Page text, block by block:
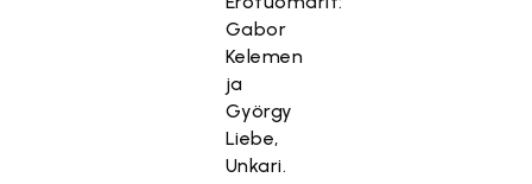
Gabor
Kelemen
ja
György
Liebe,
Unkari.